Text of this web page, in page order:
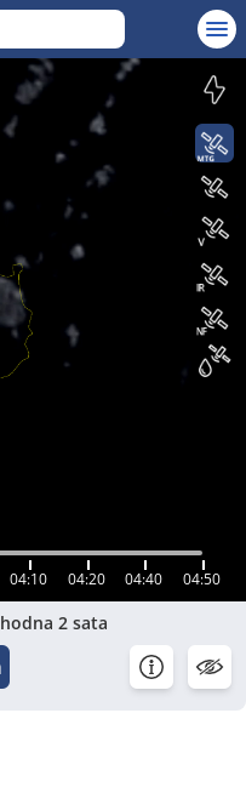
04:10 04:20 04:40 04:50
2 sata